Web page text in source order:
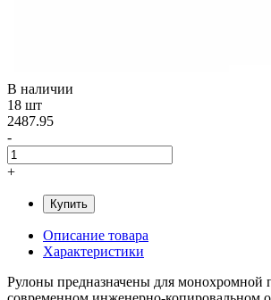
В наличии
18 шт
2487.95
-
+
Купить
Описание товара
Характеристики
Рулоны предназначены для монохромной